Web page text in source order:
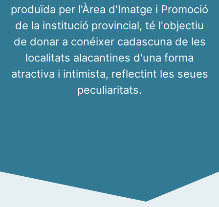
produïda per l'Àrea d'Imatge i Promoció
de la institució provincial, té l'objectiu
de donar a conéixer cadascuna de les
localitats alacantines d'una forma
atractiva i intimista, reflectint les seues
peculiaritats.